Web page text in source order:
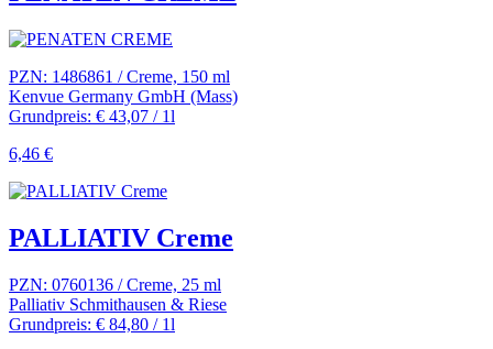
PZN: 1486861 / Creme, 150 ml
Kenvue Germany GmbH (Mass)
Grundpreis: € 43,07 / 1l
6,46 €
PALLIATIV Creme
PZN: 0760136 / Creme, 25 ml
Palliativ Schmithausen & Riese
Grundpreis: € 84,80 / 1l